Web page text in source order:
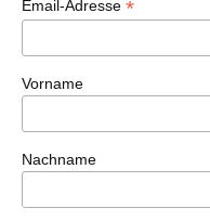
Email-Adresse *
Vorname
Nachname